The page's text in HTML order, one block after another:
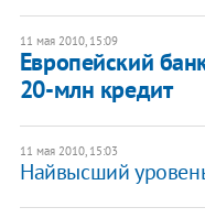
11 мая 2010, 15:09
Европейский
20-млн кредит
11 мая 2010, 15:03
Найвысший